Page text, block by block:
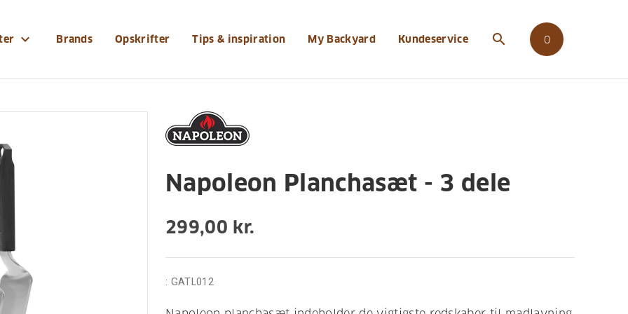
expand_more Brands Opskrifter Tips & inspiration My Backyard Kundeservice search 0
Napoleon Planchasæt - 3 dele
299,00 kr.
: GATL012